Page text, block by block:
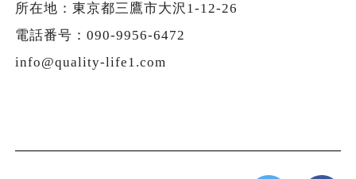
所在地：東京都三鷹市大沢1-12-26
電話番号：090-9956-6472
info@quality-life1.com